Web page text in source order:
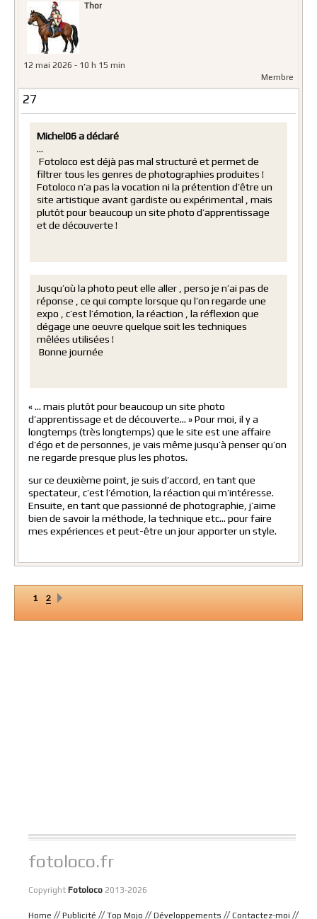
Thor
12 mai 2026 - 10 h 15 min
Membre
27
Michel06 a déclaré
…
Fotoloco est déjà pas mal structuré et permet de
filtrer tous les genres de photographies produites !
Fotoloco n’a pas la vocation ni la prétention d’être un
site artistique avant gardiste ou expérimental , mais
plutôt pour beaucoup un site photo d’apprentissage
et de découverte !
Jusqu’où la photo peut elle aller , perso je n’ai pas de
réponse , ce qui compte lorsque qu l’on regarde une
expo , c’est l’émotion, la réaction , la réflexion que
dégage une oeuvre quelque soit les techniques
mêlées utilisées !
Bonne journée
« … mais plutôt pour beaucoup un site photo
d’apprentissage et de découverte… » Pour moi, il y a
longtemps (très longtemps) que le site est une affaire
d’égo et de personnes, je vais même jusqu’à penser qu’on
ne regarde presque plus les photos.
sur ce deuxième point, je suis d’accord, en tant que
spectateur, c’est l’émotion, la réaction qui m’intéresse.
Ensuite, en tant que passionné de photographie, j’aime
bien de savoir la méthode, la technique etc… pour faire
mes expériences et peut-être un jour apporter un style.
1 2
fotoloco.fr
Copyright Fotoloco 2013-2026
Home // Publicité // Top Mojo // Développements // Contactez-moi //